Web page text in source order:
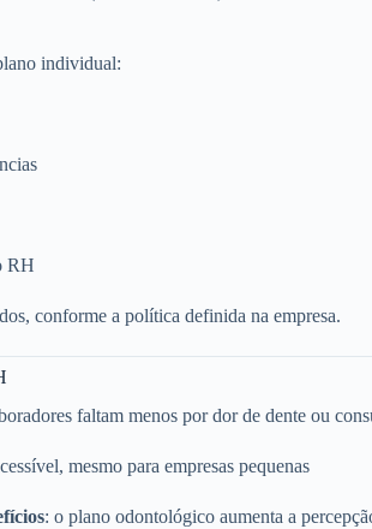
individual:
RH
conforme a política definida na empresa.
faltam menos por dor de dente ou
mesmo para empresas pequenas
: o plano odontológico aumenta a